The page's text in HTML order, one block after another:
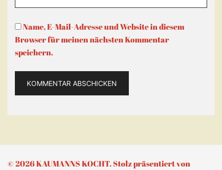
Name, E-Mail-Adresse und Website in diesem
Browser für meinen nächsten Kommentar
speichern.
© 2026 KAUMANNS KOCHT. Stolz präsentiert von